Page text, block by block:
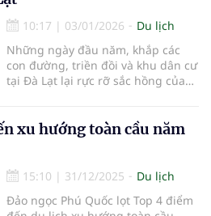
10:17 | 03/01/2026
Du lịch
Những ngày đầu năm, khắp các
con đường, triền đồi và khu dân cư
tại Đà Lạt lại rực rỡ sắc hồng của
phố núi cao nguyên. Mai anh đào
thường nở rộ từ cuối tháng 12 đến
trời se lạnh, nắng nhẹ. Khác với
sắc vàng của mai phương Nam hay
vẻ trắng tinh khôi của hoa đào
xu hướng toàn cầu năm
15:10 | 31/12/2025
Du lịch
Đảo ngọc Phú Quốc lọt Top 4 điểm